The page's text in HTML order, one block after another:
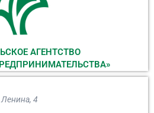
АГЕНТСТВО
Ленина, 4​